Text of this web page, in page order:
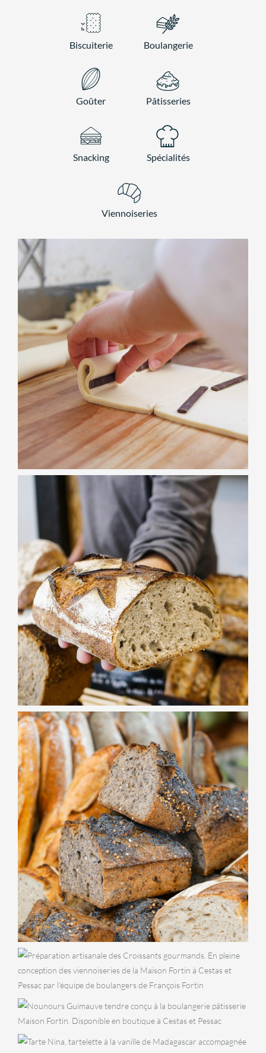
Biscuiterie Boulangerie
Goûter Pâtisseries
Snacking Spécialités
Viennoiseries
VIENNOISERIES
Chocolatine
BOULANGERIE
Pain de
Campagne
BOULANGERIE
Pain Nordique
Croissants
Nounours
Guimauve
PÂTISSERIES